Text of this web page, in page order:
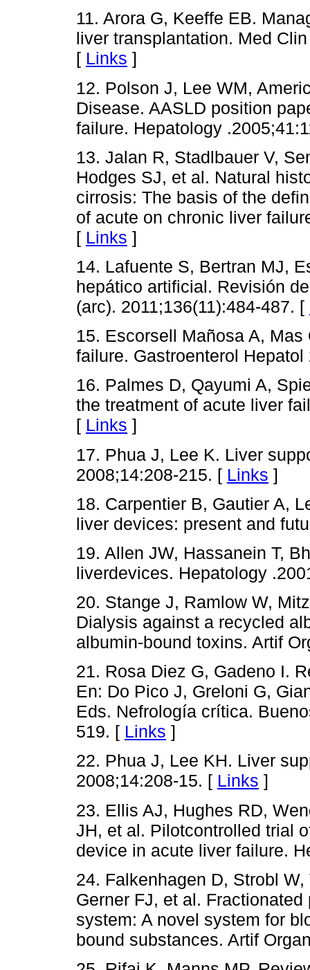
11. Arora G, Keeffe EB.
liver transplantation. Med
[ Links ]
12. Polson J, Lee WM,
Disease. AASLD position
failure. Hepatology
13. Jalan R, Stadlbauer V,
Hodges SJ, et al. Natural
cirrosis: The basis of the
of acute on chronic liver
[ Links ]
14. Lafuente S, Bertran MJ,
hepático artificial. Revisión
(arc). 2011;136(11):484-487. [
15. Escorsell Mañosa A,
failure. Gastroenterol
16. Palmes D, Qayumi A,
the treatment of acute liver
[ Links ]
17. Phua J, Lee K. Liver
2008;14:208-215. [ Links ]
18. Carpentier B, Gautier A,
liver devices: present and
19. Allen JW, Hassanein T,
liverdevices. Hepatology
20. Stange J, Ramlow W,
Dialysis against a recycled
albumin-bound toxins. Artif
21. Rosa Diez G, Gadeno I.
En: Do Pico J, Greloni G,
Eds. Nefrología crítica.
519. [ Links ]
22. Phua J, Lee KH. Liver
2008;14:208-15. [ Links ]
23. Ellis AJ, Hughes RD,
JH, et al. Pilotcontrolled trial
device in acute liver failure.
24. Falkenhagen D, Strobl
Gerner FJ, et al.
system: A novel system for
bound substances. Artif